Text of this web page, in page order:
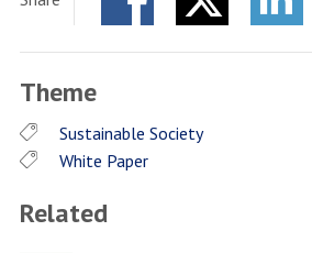
Enneking:
Theme
Sustainable Society
White Paper
Related